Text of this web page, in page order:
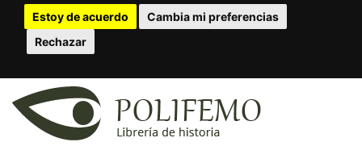
Estoy de acuerdo
Cambia mi preferencias
Rechazar